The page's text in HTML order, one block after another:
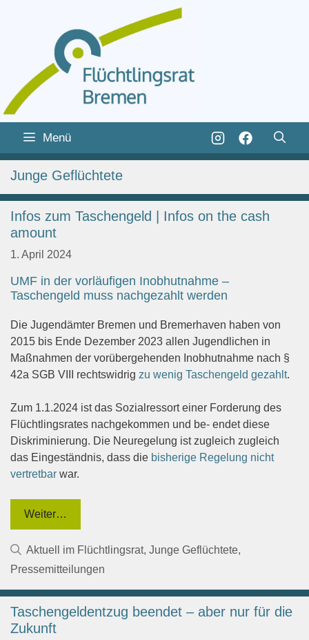
Zum
Inhalt
springen
springen
Menü
Junge Geflüchtete
Infos zum Taschengeld | Infos on the cash
amount
1. April 2024
UMF in der vorläufigen Inobhutnahme –
Taschengeld muss nachgezahlt werden
Die Jugendämter Bremen und Bremerhaven haben von
2015 bis Ende Dezember 2023 allen Jugendlichen in
Maßnahmen der vorübergehenden Inobhutnahme nach §
42a SGB VIII rechtswidrig zu wenig Taschengeld gezahlt.
Zum 1.1.2024 ist das Sozialressort einer Forderung des
Flüchtlingsrates nachgekommen und be- endet diese
Diskriminierung. Die Neuregelung ist zugleich zugleich
das Eingeständnis, dass die bisherige Regelung nicht
vertretbar war.
Weiter…
Kategorien
Aktuell im Flüchtlingsrat, Junge Geflüchtete,
Pressemitteilungen
Taschengeldentzug beendet – aber nur für die
Zukunft